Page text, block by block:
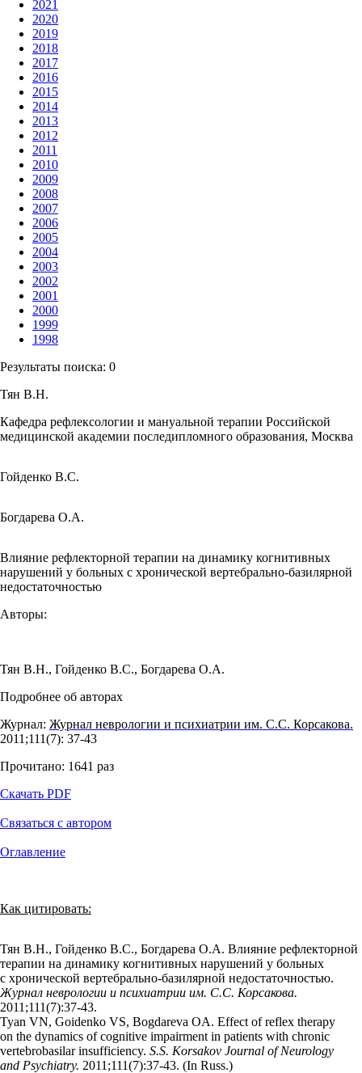
2021
2020
2019
2018
2017
2016
2015
2014
2013
2012
2011
2010
2009
2008
2007
2006
2005
2004
2003
2002
2001
2000
1999
1998
Результаты поиска: 0
Тян В.Н.
Кафедра рефлексологии и мануальной терапии Российской
медицинской академии последипломного образования, Москва
Гойденко В.С.
Богдарева О.А.
Влияние рефлекторной терапии на динамику когнитивных
нарушений у больных с хронической вертебрально-базилярной
недостаточностью
Авторы:
Тян В.Н., Гойденко В.С., Богдарева О.А.
Подробнее об авторах
Журнал: Журнал неврологии и психиатрии им. С.С. Корсакова.
2011;111(7): 37‑43
Прочитано: 1641 раз
Скачать PDF
Связаться с автором
Оглавление
Как цитировать:
Тян В.Н., Гойденко В.С., Богдарева О.А. Влияние рефлекторной
терапии на динамику когнитивных нарушений у больных
с хронической вертебрально-базилярной недостаточностью.
Журнал неврологии и психиатрии им. С.С. Корсакова.
2011;111(7):37‑43.
Tyan VN, Goidenko VS, Bogdareva OA. Effect of reflex therapy
on the dynamics of cognitive impairment in patients with chronic
vertebrobasilar insufficiency. S.S. Korsakov Journal of Neurology
and Psychiatry. 2011;111(7):37‑43. (In Russ.)